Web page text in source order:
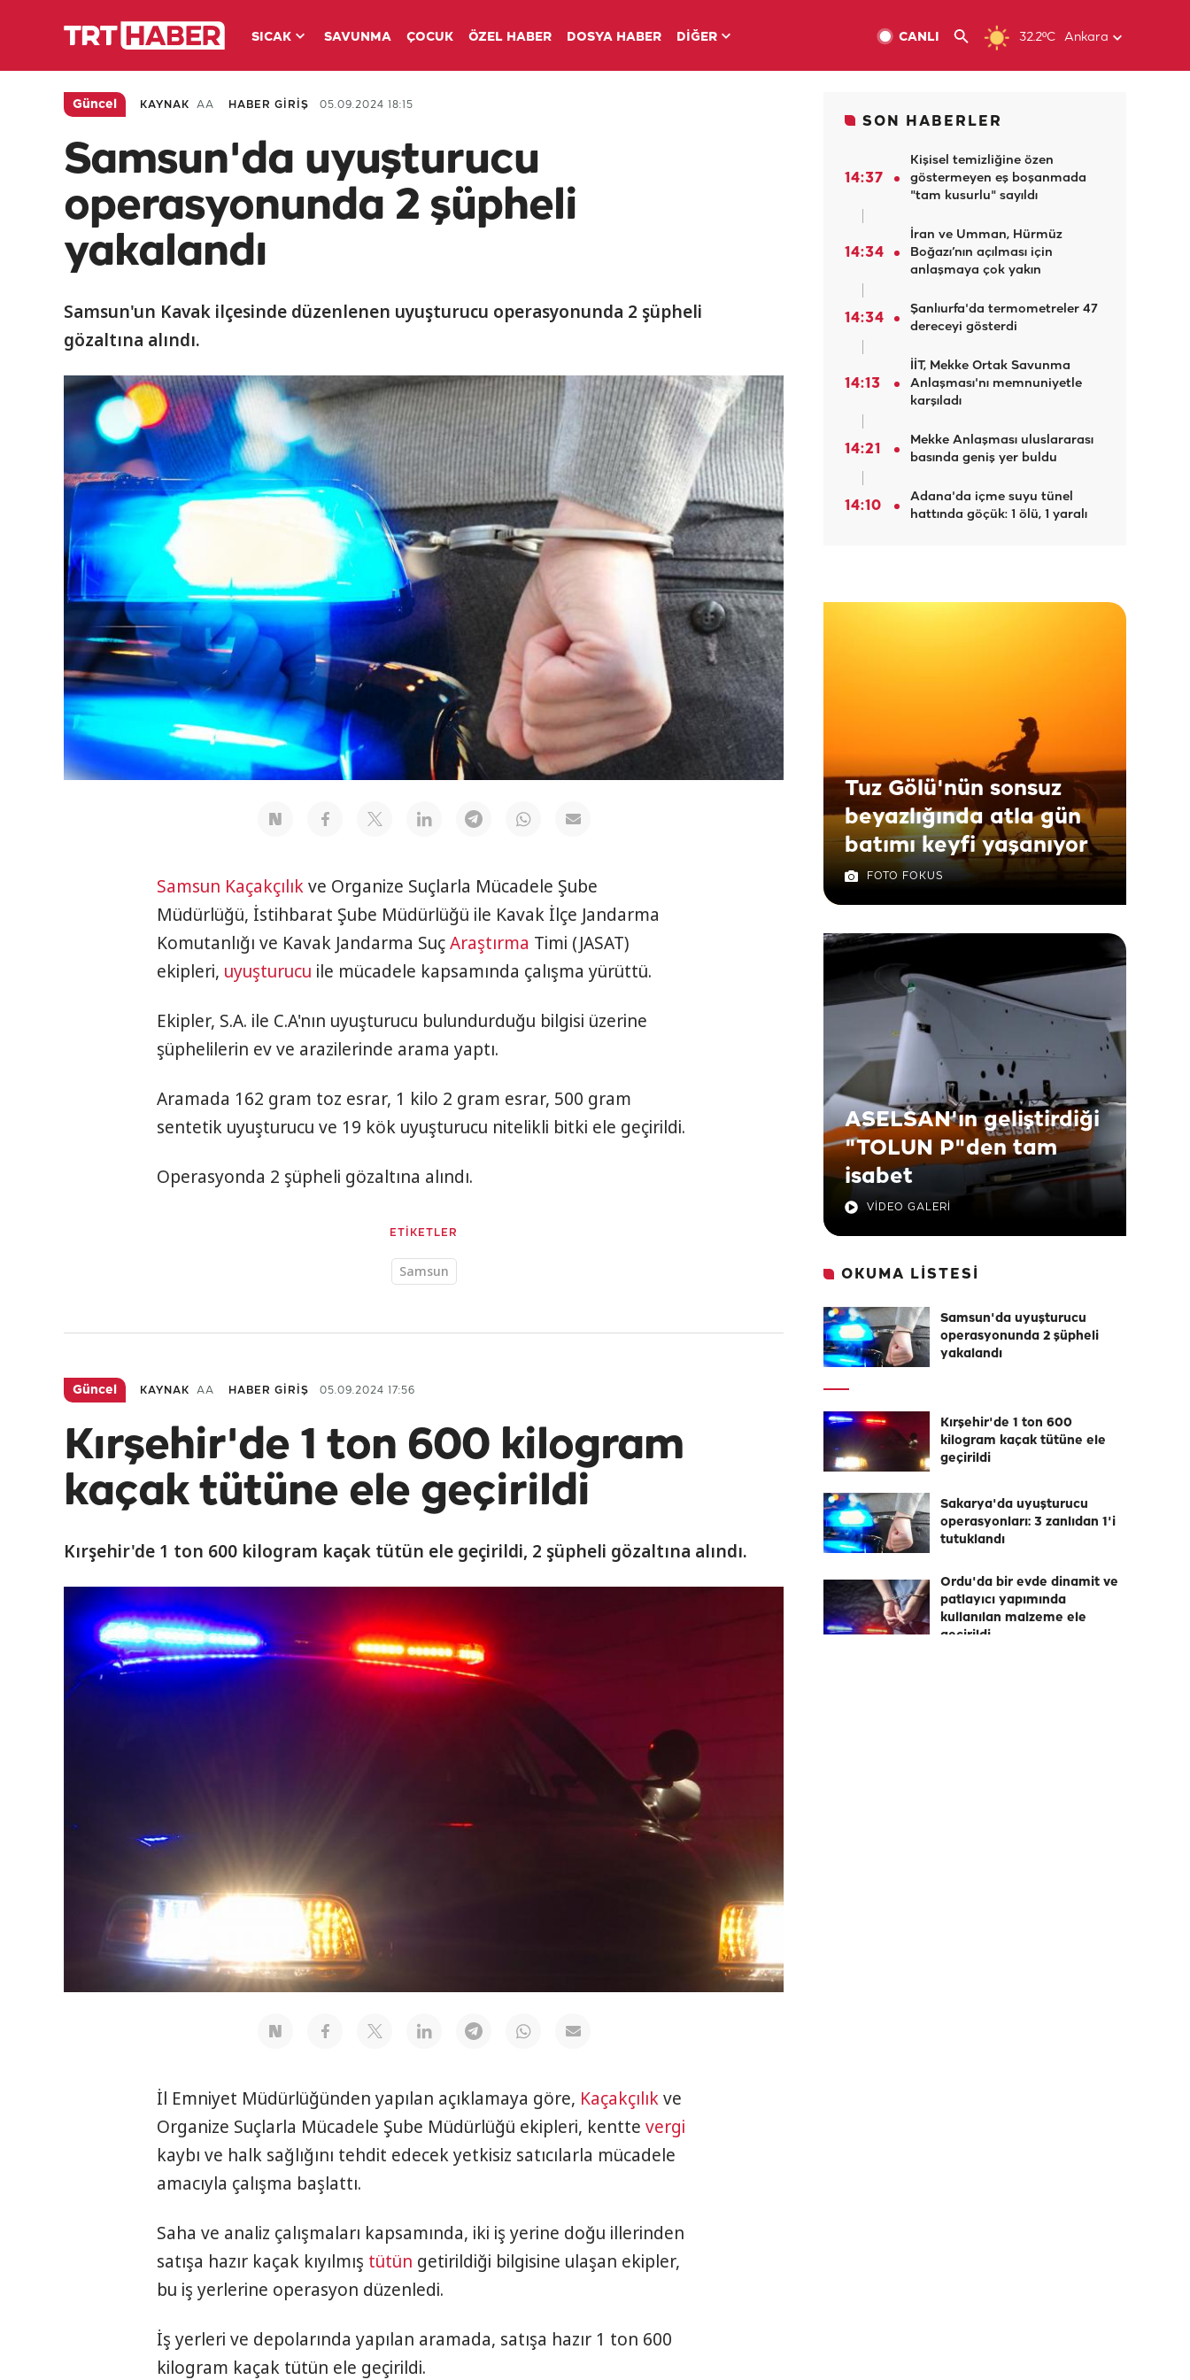
SICAK SAVUNMA ÇOCUK ÖZEL HABER DOSYA HABER DİĞER 32.2ºC Ankara
CANLI
Güncel KAYNAK AA HABER GİRİŞ 05.09.2024 18:15
Samsun'da uyuşturucu
operasyonunda 2 şüpheli
yakalandı
Samsun'un Kavak ilçesinde düzenlenen uyuşturucu operasyonunda 2 şüpheli
gözaltına alındı.
Samsun Kaçakçılıkve Organize Suçlarla Mücadele Şube
Müdürlüğü, İstihbarat Şube Müdürlüğü ile Kavak İlçe Jandarma
Komutanlığı ve Kavak Jandarma SuçAraştırma Timi (JASAT)
ekipleri, uyuşturucu ile mücadele kapsamında çalışma yürüttü.
Ekipler, S.A. ile C.A'nın uyuşturucu bulundurduğu bilgisi üzerine
şüphelilerin ev ve arazilerinde arama yaptı.
Aramada 162 gram toz esrar, 1 kilo 2 gram esrar, 500 gram
sentetik uyuşturucu ve 19 kök uyuşturucu nitelikli bitki ele geçirildi.
Operasyonda 2 şüpheli gözaltına alındı.
ETİKETLER
Samsun
Güncel KAYNAK AA HABER GİRİŞ 05.09.2024 17:56
Kırşehir'de 1 ton 600 kilogram
kaçak tütüne ele geçirildi
Kırşehir'de 1 ton 600 kilogram kaçak tütün ele geçirildi, 2 şüpheli gözaltına alındı.
İl Emniyet Müdürlüğünden yapılan açıklamaya göre, Kaçakçılıkve
Organize Suçlarla Mücadele Şube Müdürlüğü ekipleri, kentte vergi
kaybı ve halk sağlığını tehdit edecek yetkisiz satıcılarla mücadele
amacıyla çalışma başlattı.
Saha ve analiz çalışmaları kapsamında, iki iş yerine doğu illerinden
satışa hazır kaçak kıyılmış tütün getirildiği bilgisine ulaşan ekipler,
bu iş yerlerine operasyon düzenledi.
İş yerleri ve depolarında yapılan aramada, satışa hazır 1 ton 600
kilogram kaçak tütün ele geçirildi.
SON HABERLER
14:37
Kişisel temizliğine özen
göstermeyen eş boşanmada
"tam kusurlu" sayıldı
14:34
İran ve Umman, Hürmüz
Boğazı’nın açılması için
anlaşmaya çok yakın
14:34
Şanlıurfa'da termometreler 47
dereceyi gösterdi
14:13
İİT, Mekke Ortak Savunma
Anlaşması'nı memnuniyetle
karşıladı
14:21
Mekke Anlaşması uluslararası
basında geniş yer buldu
14:10
Adana'da içme suyu tünel
hattında göçük: 1 ölü, 1 yaralı
Tuz Gölü'nün sonsuz
beyazlığında atla gün
batımı keyfi yaşanıyor
FOTO FOKUS
ASELSAN'ın geliştirdiği
"TOLUN P"den tam
isabet
VİDEO GALERİ
OKUMA LİSTESİ
Samsun'da uyuşturucu
operasyonunda 2 şüpheli
yakalandı
Kırşehir'de 1 ton 600
kilogram kaçak tütüne ele
geçirildi
Sakarya'da uyuşturucu
operasyonları: 3 zanlıdan 1'i
tutuklandı
Ordu'da bir evde dinamit ve
patlayıcı yapımında
kullanılan malzeme ele
geçirildi